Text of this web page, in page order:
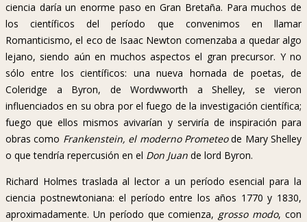
ciencia daría un enorme paso en Gran Bretaña. Para muchos de
los científicos del período que convenimos en llamar
Romanticismo, el eco de Isaac Newton comenzaba a quedar algo
lejano, siendo aún en muchos aspectos el gran precursor. Y no
sólo entre los científicos: una nueva hornada de poetas, de
Coleridge a Byron, de Wordwworth a Shelley, se vieron
influenciados en su obra por el fuego de la investigación científica;
fuego que ellos mismos avivarían y serviría de inspiración para
obras como Frankenstein, el moderno Prometeode Mary Shelley
o que tendría repercusión en el Don Juan de lord Byron.
Richard Holmes traslada al lector a un período esencial para la
ciencia postnewtoniana: el período entre los años 1770 y 1830,
aproximadamente. Un período que comienza, grosso modo, con